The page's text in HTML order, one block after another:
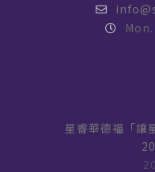
星睿華德福「讓